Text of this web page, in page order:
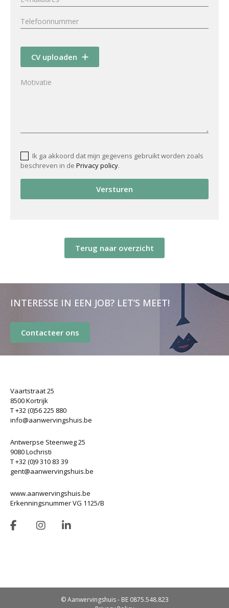
CV uploaden
Ik ga akkoord dat mijn gegevens gebruikt worden zoals
beschreven in de Privacy policy.
Versturen
Terug naar overzicht
INTERESSE IN EEN JOB? LET’S MEET!
Contacteer ons
Vaartstraat 25
8500 Kortrijk
T +32 (0)56 225 880
info@aanwervingshuis.be
Antwerpse Steenweg 25
9080 Lochristi
T +32 (0)9 310 83 39
gent@aanwervingshuis.be
www.aanwervingshuis.be
Erkenningsnummer VG 1125/B
© Aanwervingshuis - BE 0875.548.823